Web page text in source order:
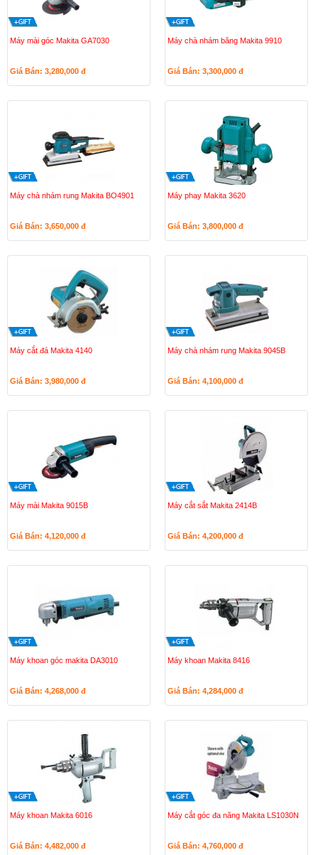
Máy mài góc Makita GA7030
Giá Bán: 3,280,000 đ
Máy chà nhám băng Makita 9910
Giá Bán: 3,300,000 đ
Máy chà nhám rung Makita BO4901
Giá Bán: 3,650,000 đ
Máy phay Makita 3620
Giá Bán: 3,800,000 đ
Máy cắt đá Makita 4140
Giá Bán: 3,980,000 đ
Máy chà nhám rung Makita 9045B
Giá Bán: 4,100,000 đ
Máy mài Makita 9015B
Giá Bán: 4,120,000 đ
Máy cắt sắt Makita 2414B
Giá Bán: 4,200,000 đ
Máy khoan góc makita DA3010
Giá Bán: 4,268,000 đ
Máy khoan Makita 8416
Giá Bán: 4,284,000 đ
Máy khoan Makita 6016
Giá Bán: 4,482,000 đ
Máy cắt góc đa năng Makita LS1030N
Giá Bán: 4,760,000 đ